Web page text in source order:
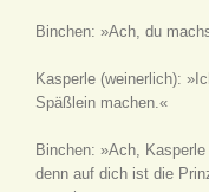
Binchen: »Ach, du
Kasperle (weinerlich):
Späßlein machen.«
Binchen: »Ach,
denn auf dich ist die